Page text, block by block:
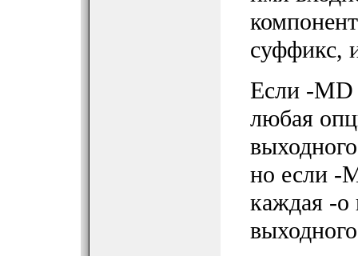
суффикс,
Если -MD
любая
но если -
каждая -o